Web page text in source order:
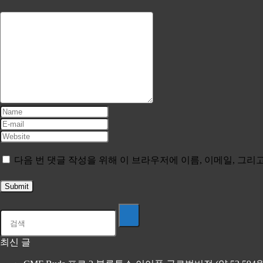
다음 번 댓글 작성을 위해 이 브라우저에 이름, 이메일, 그리
최신 글